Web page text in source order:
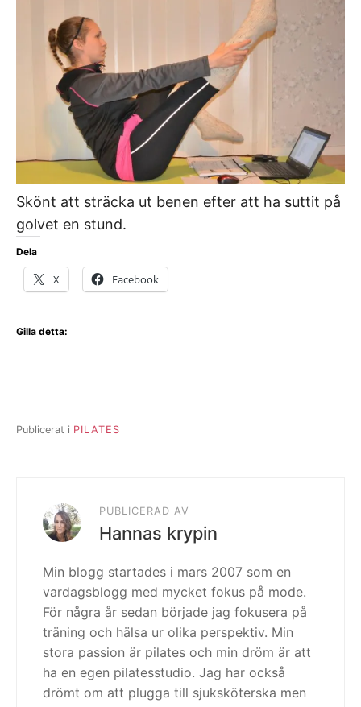
Skönt att sträcka ut benen efter att ha suttit på
golvet en stund.
Dela
X Facebook
Gilla detta:
Publicerat i PILATES
PUBLICERAD AV
Hannas krypin
Min blogg startades i mars 2007 som en
vardagsblogg med mycket fokus på mode.
För några år sedan började jag fokusera på
träning och hälsa ur olika perspektiv. Min
stora passion är pilates och min dröm är att
ha en egen pilatesstudio. Jag har också
drömt om att plugga till sjuksköterska men